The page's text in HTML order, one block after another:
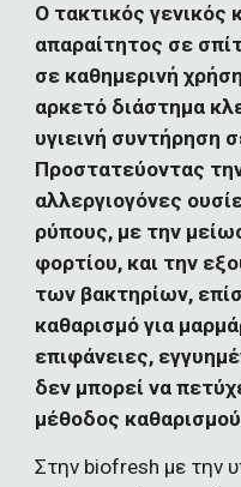
Ο τακτικός γενικός
απαραίτητος σε
σε καθημερινή
αρκετό διάστημα
υγιεινή συντήρηση
Προστατεύοντας
αλλεργιογόνες
ρύπους, με την
φορτίου, και την
των βακτηρίων,
καθαρισμό για
επιφάνειες,
δεν μπορεί να
μέθοδος
Στην biofresh με την